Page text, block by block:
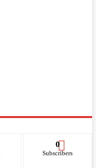
0
Subscribers